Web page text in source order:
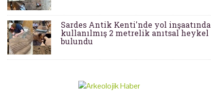
Sardes Antik Kenti'nde yol inşaatında
kullanılmış 2 metrelik anıtsal heykel
bulundu